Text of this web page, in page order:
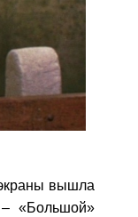
вышла
– «Большой»